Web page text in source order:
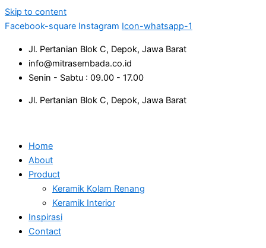
Skip to content
Facebook-square Instagram Icon-whatsapp-1
Jl. Pertanian Blok C, Depok, Jawa Barat
info@mitrasembada.co.id
Senin - Sabtu : 09.00 - 17.00
Jl. Pertanian Blok C, Depok, Jawa Barat
Home
About
Product
Keramik Kolam Renang
Keramik Interior
Inspirasi
Contact